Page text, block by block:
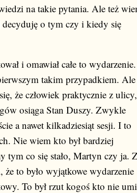
na takie pytania. Ale też
o tym czy i kiedy się
i omawiał całe to wydarzenie.
takim przypadkiem. Ale
że człowiek praktycznie z ulicy,
osiąga Stan Duszy. Zwykle
a nawet kilkadziesiąt sesji. I to
Nie wiem kto był bardziej
tym co się stało, Martyn czy ja.
to było wyjątkowe wydarzenie
To był rzut kogoś kto nie